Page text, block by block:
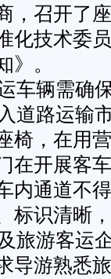
，召开了
化技术委
》。
车辆需确
道路运输
椅，在用
在开展客
内通道不
标识清晰
旅游客运
导游熟悉